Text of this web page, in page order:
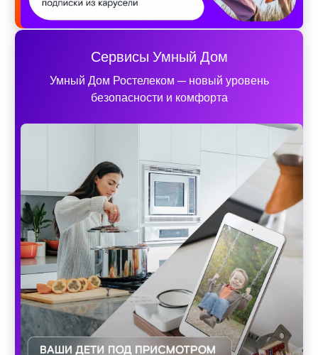
Сервисы Умный Дом
Умный Дом Ростелеком — новый уровень
безопасности и комфорта